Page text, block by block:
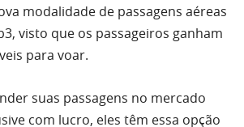
modalidade de passagens aéreas
visto que os passageiros ganham
para voar.
suas passagens no mercado
com lucro, eles têm essa opção